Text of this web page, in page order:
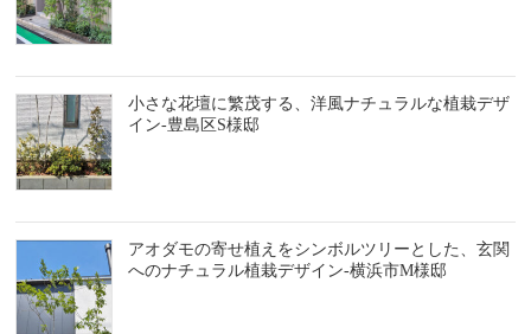
小さな花壇に繁茂する、洋風ナチュラルな植栽デザ
イン-豊島区S様邸
アオダモの寄せ植えをシンボルツリーとした、玄関
へのナチュラル植栽デザイン-横浜市M様邸